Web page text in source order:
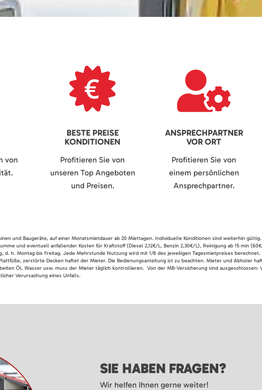
von
BESTE PREISE
KONDITIONEN
Profitieren Sie von
unseren Top Angeboten
und Preisen.
ANSPRECHPARTNER
VOR ORT
Profitieren Sie von
einem persönlichen
Ansprechpartner.
und Baugeräte, auf einer Monatsmietdauer ab 20 Miettagen. Individuelle Konditionen sind weiterhin
und eventuell anfallender Kosten für Kraftstoff (Diesel 2,12€/L, Benzin 2,30€/L), Reinigung ab 15 min
d. h. Montag bis Freitag. Jede Mehrstunde Nutzung wird mit 1/8 des jeweiligen Tagesmietpreises
zerstörte Decken haftet der Mieter. Die Bedienungsanleitung ist zu beachten. Mieter und Abholer
Öl, Wasser usw. muss der Mieter täglich kontrollieren. Von der MB-Versicherung sind ausgeschlossen:
Verursachung eines Unfalls.
SIE HABEN FRAGEN?
Wir helfen Ihnen gerne weiter!